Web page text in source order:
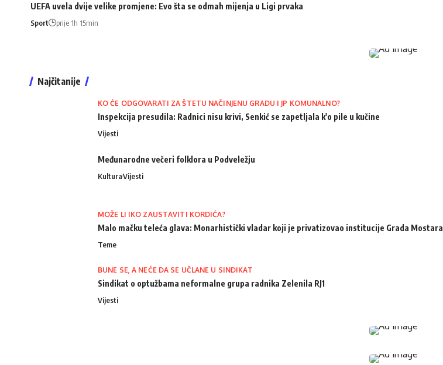
UEFA uvela dvije velike promjene: Evo šta se odmah mijenja u Ligi prvaka
Sport prije 1h 15min
Najčitanije
KO ĆE ODGOVARATI ZA ŠTETU NAČINJENU GRADU I JP KOMUNALNO?
Inspekcija presudila: Radnici nisu krivi, Senkić se zapetljala k'o pile u kučine
Vijesti
Međunarodne večeri folklora u Podveležju
KulturaVijesti
MOŽE LI IKO ZAUSTAVITI KORDIĆA?
Malo mačku teleća glava: Monarhistički vladar koji je privatizovao institucije Grada Mostara
Teme
BUNE SE, A NEĆE DA SE UČLANE U SINDIKAT
Sindikat o optužbama neformalne grupa radnika Zelenila RJ1
Vijesti